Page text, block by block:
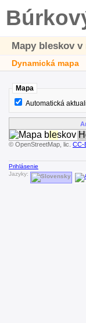
Mapy bleskov v
Dynamická mapa
Mapa
Automatická
© OpenStreetMap, lic. CC-
Prihlásenie
Jazyky: